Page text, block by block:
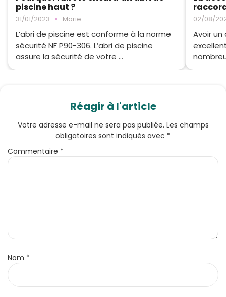
piscine haut ?
31/01/2023 • Marie
L’abri de piscine est conforme à la norme
sécurité NF P90-306. L’abri de piscine
assure la sécurité de votre ...
02/08/
Avoir
Réagir à l'article
Votre adresse e-mail ne sera pas publiée. Les champs
obligatoires sont indiqués avec *
Commentaire *
Nom *